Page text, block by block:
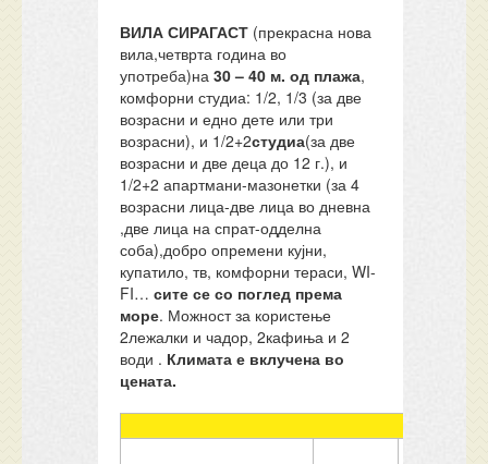
ВИЛА СИРАГАСТ (прекрасна нова
вила,четврта година во
употреба)на30 – 40 м. од плажа,
комфорни студиа: 1/2, 1/3 (за две
возрасни и едно дете или три
возрасни), и 1/2+2студиа(за две
возрасни и две деца до 12 г.), и
1/2+2 апартмани-мазонетки (за 4
возрасни лица-две лица во дневна
,две лица на спрат-одделна
соба),добро опремени кујни,
купатило, тв, комфорни тераси, WI-
FI…сите се со поглед према
море. Можност за користење
2лежалки и чадор, 2кафиња и 2
води . Климата е вклучена во
цената.